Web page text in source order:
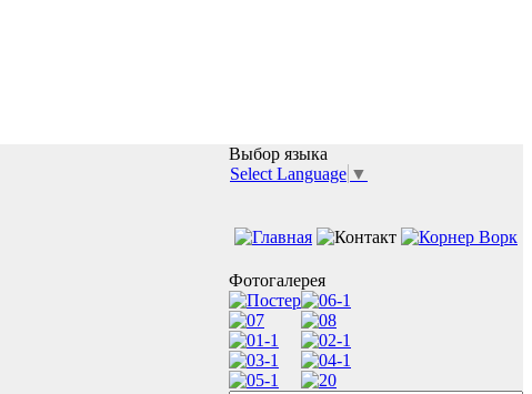
Выбор языка
Select Language ▼
Фотогалерея